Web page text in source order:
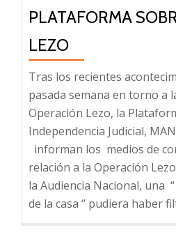
PLATAFORMA
LEZO
Tras los recientes
pasada semana en torno a
Operación Lezo, la
Independencia Judicial,
informan los medios de
relación a la Operación
la Audiencia Nacional, una
de la casa “ pudiera haber